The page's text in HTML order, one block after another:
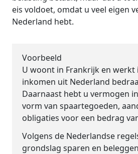
eis voldoet, omdat u veel eigen
Nederland hebt.
Voorbeeld
U woont in Frankrijk en werkt
inkomen uit Nederland
Daarnaast hebt u vermogen
vorm van spaartegoeden,
obligaties voor een bedrag
Volgens de Nederlandse
grondslag sparen en